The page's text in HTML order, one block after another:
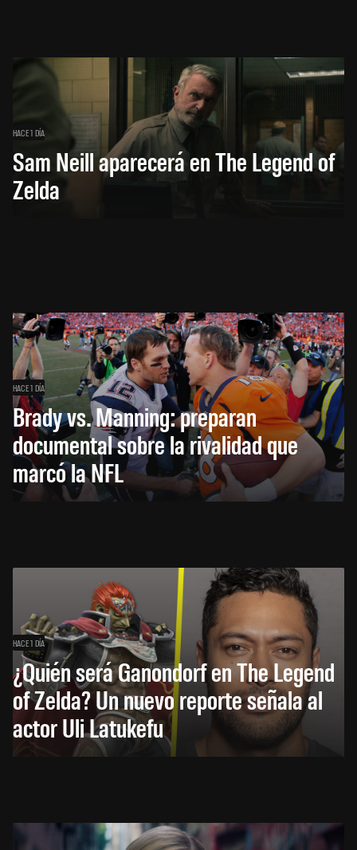
HACE 1 DÍA
Sam Neill aparecerá en The Legend of
Zelda
HACE 1 DÍA
Brady vs. Manning: preparan
documental sobre la rivalidad que
marcó la NFL
HACE 1 DÍA
¿Quién será Ganondorf en The Legend
of Zelda? Un nuevo reporte señala al
actor Uli Latukefu